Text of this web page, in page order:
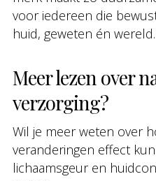
voor iedereen die
huid, geweten én wereld.
Meer lezen over
verzorging?
Wil je meer weten over
veranderingen effect
lichaamsgeur en